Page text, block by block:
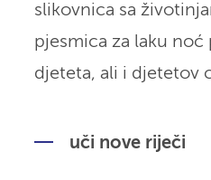
slikovnica sa
pjesmica za laku noć
djeteta, ali i djetetov
uči nove riječi